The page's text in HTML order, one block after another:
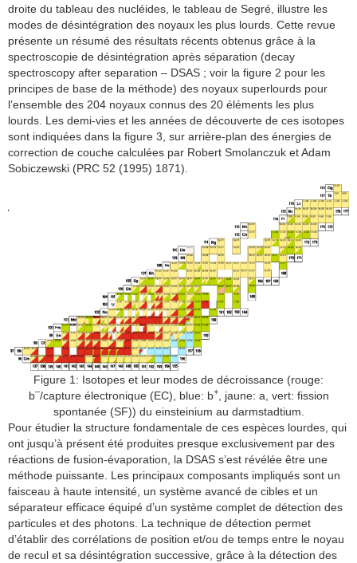
droite du tableau des nucléides, le tableau de Segré, illustre les
modes de désintégration des noyaux les plus lourds. Cette revue
présente un résumé des résultats récents obtenus grâce à la
spectroscopie de désintégration après séparation (decay
spectroscopy after separation – DSAS ; voir la figure 2 pour les
principes de base de la méthode) des noyaux superlourds pour
l’ensemble des 204 noyaux connus des 20 éléments les plus
lourds. Les demi-vies et les années de découverte de ces isotopes
sont indiquées dans la figure 3, sur arrière-plan des énergies de
correction de couche calculées par Robert Smolanczuk et Adam
Sobiczewski (PRC 52 (1995) 1871).
Figure 1: Isotopes et leur modes de décroissance (rouge:
b–/capture électronique (EC), blue: b+, jaune: a, vert: fission
spontanée (SF)) du einsteinium au darmstadtium.
Pour étudier la structure fondamentale de ces espèces lourdes, qui
ont jusqu’à présent été produites presque exclusivement par des
réactions de fusion-évaporation, la DSAS s’est révélée être une
méthode puissante. Les principaux composants impliqués sont un
faisceau à haute intensité, un système avancé de cibles et un
séparateur efficace équipé d’un système complet de détection des
particules et des photons. La technique de détection permet
d’établir des corrélations de position et/ou de temps entre le noyau
de recul et sa désintégration successive, grâce à la détection des